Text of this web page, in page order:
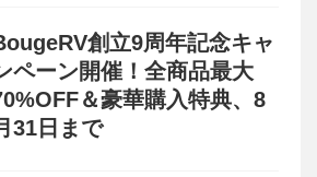
創立9周年記念キャ
ペーン開催！全商品最大
＆豪華購入特典、8
31日まで